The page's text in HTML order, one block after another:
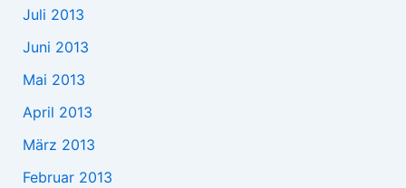
Juli 2013
Juni 2013
Mai 2013
April 2013
März 2013
Februar 2013